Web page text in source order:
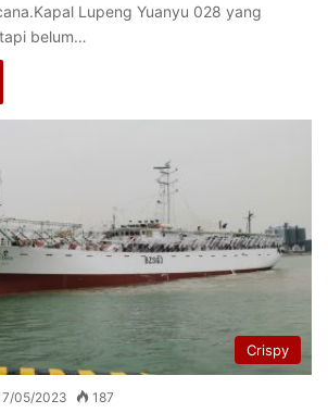
Lupeng Yuanyu 028 yang
belum…
Crispy
05/2023 187